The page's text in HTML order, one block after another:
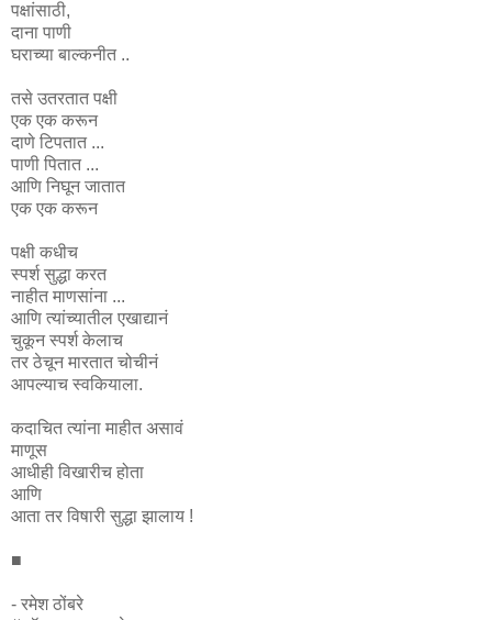
पक्षांसाठी,
दाना पाणी
घराच्या बाल्कनीत ..
तसे उतरतात पक्षी
एक एक करून
दाणे टिपतात ...
पाणी पितात ...
आणि निघून जातात
एक एक करून
पक्षी कधीच
स्पर्श सुद्धा करत
नाहीत माणसांना ...
आणि त्यांच्यातील एखाद्यानं
चुकून स्पर्श केलाच
तर ठेचून मारतात चोचीनं
आपल्याच स्वकियाला.
कदाचित त्यांना माहीत असावं
माणूस
आधीही विखारीच होता
आणि
आता तर विषारी सुद्धा झालाय !
■
- रमेश ठोंबरे